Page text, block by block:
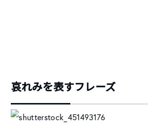
哀れみを表すフレーズ